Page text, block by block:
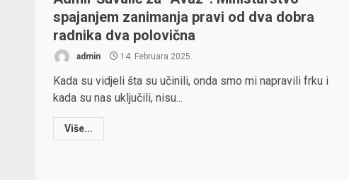
spajanjem zanimanja pravi od dva dobra
radnika dva polovična
admin 14. Februara 2025.
Kada su vidjeli šta su učinili, onda smo mi napravili frku i
kada su nas uključili, nisu...
Više...